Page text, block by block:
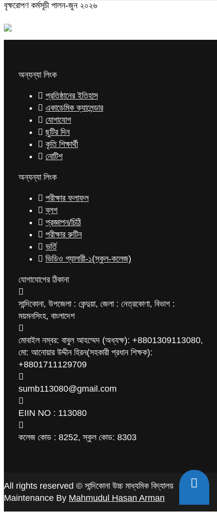
বৃক্ষরোপণ কর্মসূচী পালন-জুন ২০২৬
অন্যন্যা লিংক
প্রতিষ্ঠানের ইতিহাস
একাডেমিক ক্যালেন্ডার
যোগাযোগ
ছুটির দিন
কৃতি শিক্ষার্থী
নোটিশ
অন্যন্যা লিংক
পরীক্ষার ফলাফল
ব্লগ
প্রজ্ঞাপন/চিঠি
পরীক্ষার রুটিন
ভর্তি
ভিডিও গ্যালারী-১(স্কুল-কলেজ)
যোগাযোগের ঠিকানা
সান্দিকোনা, উপজেলা : কেন্দুয়া, জেলা : নেত্রকোণা, বিভাগ :
ময়মনসিংহ, বাংলাদেশ
মোবাইল নম্বর: বাবুল আহম্মেদ (অধ্যক্ষ): +8801309113080,
মো: আনোয়ার উদ্দীন হিরন(সহকারী প্রধান শিক্ষক):
+8801711129709
sumb113080@gmail.com
EIIN NO : 113080
কলেজ কোড : 8252, স্কুল কোড: 8303
All rights reserved © সান্দিকোনা উচ্চ মাধ্যমিক বিদ্যালয়
Maintenance By Mahmudul Hasan Arman